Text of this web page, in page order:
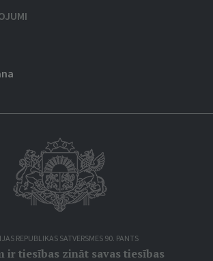
REPUBLIKAS SATVERSMES 90. PANTS
ir tiesības zināt savas tiesības